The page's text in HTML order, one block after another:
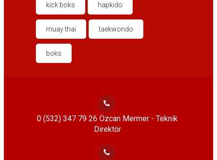
kick boks hapkido
muay thai taekwondo
boks
0 (532) 347 79 26 Özcan Mermer - Teknik
Direktör